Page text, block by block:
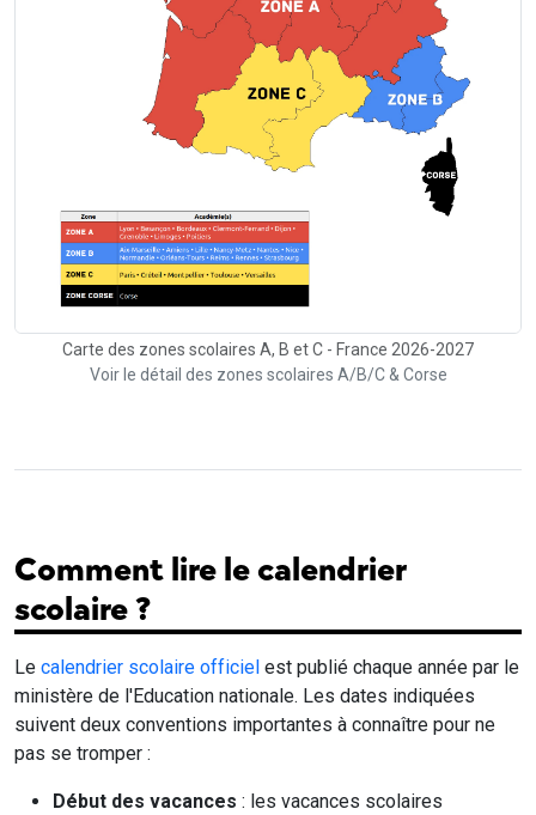
Carte des zones scolaires A, B et C - France 2026-2027
Voir le détail des zones scolaires A/B/C & Corse
Comment lire le calendrier
scolaire ?
Le calendrier scolaire officiel est publié chaque année par le
ministère de l'Education nationale. Les dates indiquées
suivent deux conventions importantes à connaître pour ne
pas se tromper :
Début des vacances : les vacances scolaires